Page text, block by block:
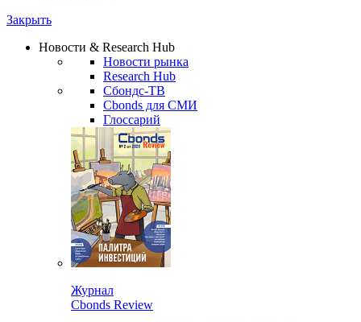
Закрыть
Новости & Research Hub
Новости рынка
Research Hub
Сбондс-ТВ
Cbonds для СМИ
Глоссарий
Журнал
Cbonds Review